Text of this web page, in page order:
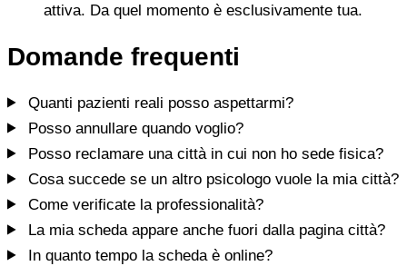
attiva. Da quel momento è esclusivamente tua.
Domande frequenti
Quanti pazienti reali posso aspettarmi?
Posso annullare quando voglio?
Posso reclamare una città in cui non ho sede fisica?
Cosa succede se un altro psicologo vuole la mia città?
Come verificate la professionalità?
La mia scheda appare anche fuori dalla pagina città?
In quanto tempo la scheda è online?